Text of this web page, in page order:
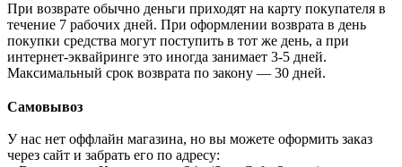
При возврате обычно деньги приходят на карту покупателя в
течение 7 рабочих дней. При оформлении возврата в день
покупки средства могут поступить в тот же день, а при
интернет-эквайринге это иногда занимает 3-5 дней.
Максимальный срок возврата по закону — 30 дней.
Самовывоз
У нас нет оффлайн магазина, но вы можете оформить заказ
через сайт и забрать его по адресу: